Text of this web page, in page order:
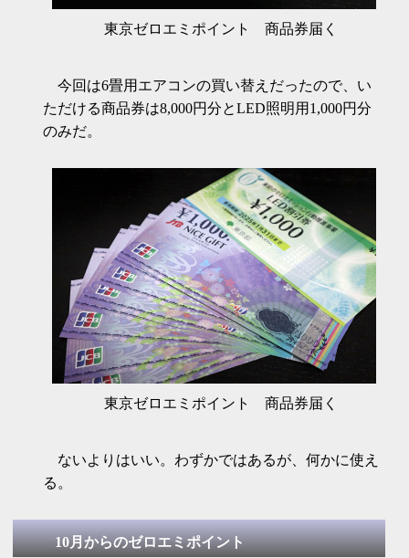
東京ゼロエミポイント 商品券届く
今回は6畳用エアコンの買い替えだったので、い
ただける商品券は8,000円分とLED照明用1,000円分
のみだ。
東京ゼロエミポイント 商品券届く
ないよりはいい。わずかではあるが、何かに使え
る。
10月からのゼロエミポイント